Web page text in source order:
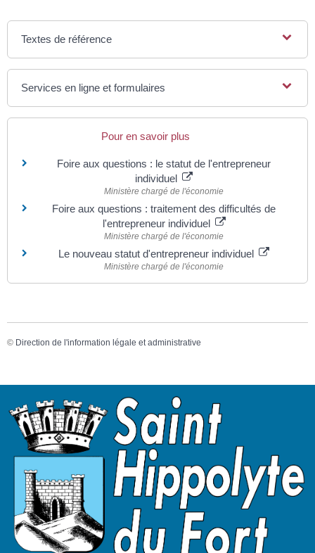
Textes de référence
Services en ligne et formulaires
Pour en savoir plus
Foire aux questions : le statut de l'entrepreneur
individuel
Ministère chargé de l'économie
Foire aux questions : traitement des difficultés de
l'entrepreneur individuel
Ministère chargé de l'économie
Le nouveau statut d'entrepreneur individuel
Ministère chargé de l'économie
© Direction de l'information légale et administrative